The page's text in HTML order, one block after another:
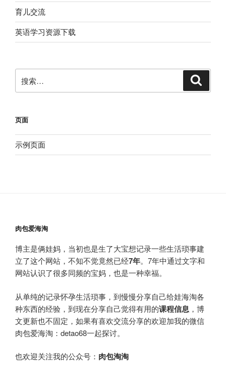
育儿交流
英语学习资源下载
索：
页面
示例页面
肉包爱海淘
博主是俩娃妈，当初也是生了大宝想记录一些生活琐事建
立了这个网站，不知不觉竟然已经7年。7年中通过文字和
网站认识了很多同频的宝妈，也是一种幸福。
从单纯的记录怀孕生活琐事，到慢慢分享自己给娃海淘各
种东西的经验，到现在分享自己觉得有用的课程信息 ，博
文更新也不固定，如果有喜欢交流分享的欢迎加我的微信
肉包爱海淘：detao68一起探讨。
也欢迎关注我的公众号： 肉包淘淘